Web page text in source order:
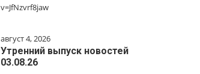
v=JfNzvrf8jaw
август 4, 2026
Утренний выпуск новостей
03.08.26